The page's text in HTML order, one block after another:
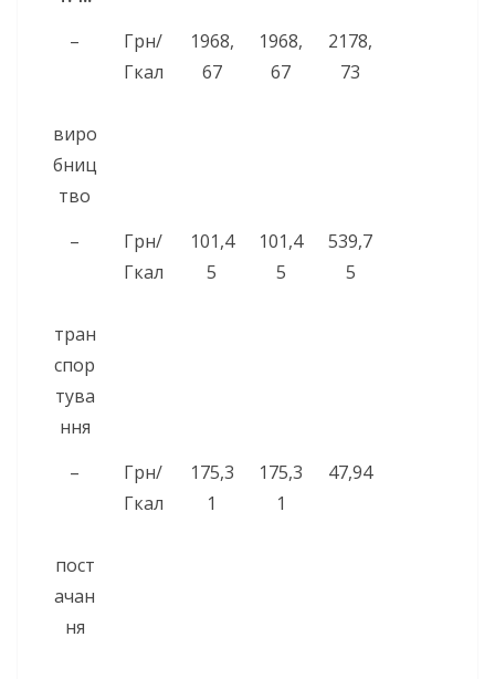
–
виро
бниц
тво
Грн/
Гкал
1968,
67
1968,
67
2178,
73
–
тран
спор
тува
ння
Грн/
Гкал
101,4
5
101,4
5
539,7
5
–
пост
ачан
ня
Грн/
Гкал
175,3
1
175,3
1
47,94